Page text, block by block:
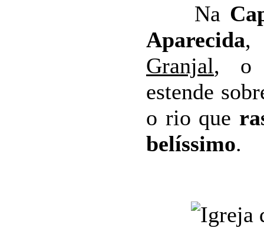
Na
Aparecida,
Granjal, o
estende
o rio que
belíssimo.